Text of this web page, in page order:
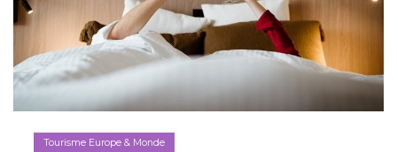
Tourisme Europe & Monde